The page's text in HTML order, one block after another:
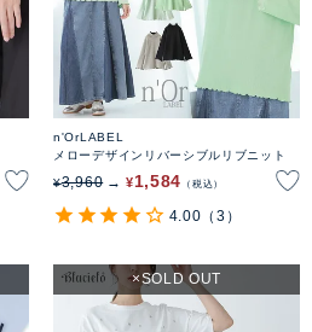
n'OrLABEL
メローデザインリバーシブルリブニット
¥3,960 ¥1,584 税込
4.00 （3）
SOLD OUT